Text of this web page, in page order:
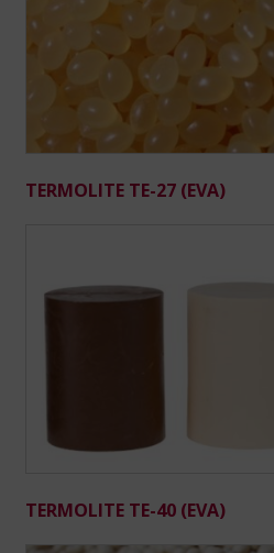
TERMOLITE TE-27 (EVA)
TERMOLITE TE-40 (EVA)